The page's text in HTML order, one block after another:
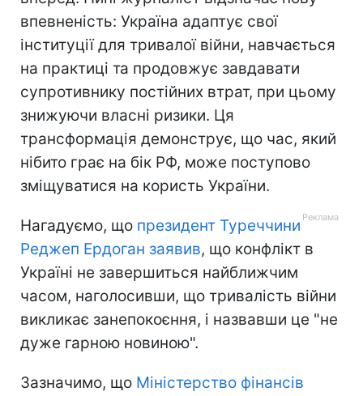
впевненість: Україна адаптує свої
інституції для тривалої війни, навчається
на практиці та продовжує завдавати
супротивнику постійних втрат, при цьому
знижуючи власні ризики. Ця
трансформація демонструє, що час, який
нібито грає на бік РФ, може поступово
зміщуватися на користь України.
Нагадуємо, що президент Туреччини
Реджеп Ердоган заявив, що конфлікт в
Україні не завершиться найближчим
часом, наголосивши, що тривалість війни
викликає занепокоєння, і назвавши це "не
дуже гарною новиною".
Зазначимо, що Міністерство фінансів